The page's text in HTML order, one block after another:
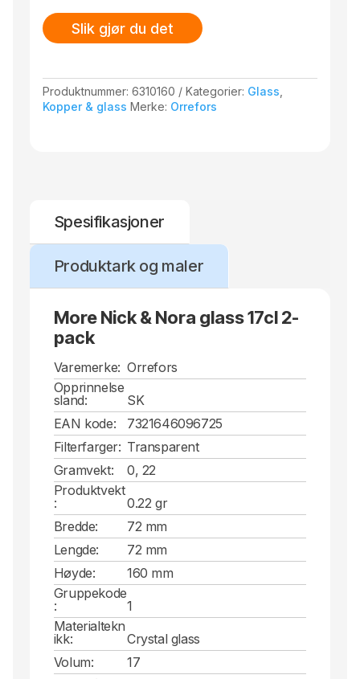
Slik gjør du det
Produktnummer:6310160 Kategorier: Glass
Kopper & glass Merke: Orrefors
Spesifikasjoner
Produktark og maler
More Nick & Nora glass 17cl 2-
pack
Varemerke: Orrefors
Opprinnelse
sland:
SK
EAN kode:
7321646096725
Filterfarger: Transparent
Gramvekt:
0, 22
Produktvekt
:
0.22 gr
Bredde:
72 mm
Lengde:
72 mm
Høyde:
160 mm
Gruppekode
:
1
Materialtekn
ikk:
Crystal glass
Volum:
17